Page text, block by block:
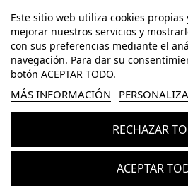
Este sitio web utiliza cookies propias
mejorar nuestros servicios y
con sus preferencias mediante el
navegación. Para dar su
botón ACEPTAR TODO.
MÁS INFORMACIÓN
RECHAZAR
ACEPTAR